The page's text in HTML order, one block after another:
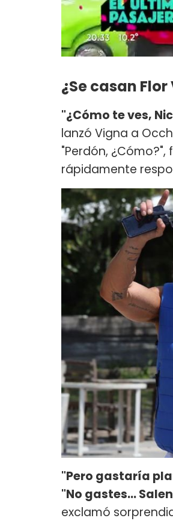
¿Se casan
"¿Cómo te ves,
lanzó Vigna a
"Perdón,
rápidamente
"Pero gastaría
"No gastes...
exclamó